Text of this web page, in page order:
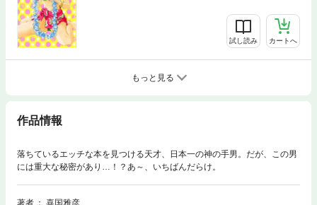
試し読み カートへ
もっと見る
作品情報
落ちているエッチな本を見つける天才、日本一の神の手男。だが、この男
には重大な秘密があり…！？あ～、いちばんだらけ。
著者
喜国雅彦